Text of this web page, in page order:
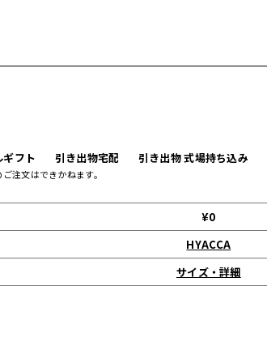
ギフト 引き出物宅配 引き出物 式場持ち込み
注文はできかねます。
¥0
HYACCA
サイズ・詳細